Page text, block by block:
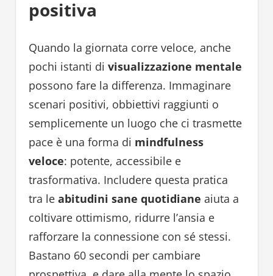
positiva
Quando la giornata corre veloce, anche
pochi istanti di visualizzazione mentale
possono fare la differenza. Immaginare
scenari positivi, obbiettivi raggiunti o
semplicemente un luogo che ci trasmette
pace è una forma di mindfulness
veloce: potente, accessibile e
trasformativa. Includere questa pratica
tra le abitudini sane quotidiane aiuta a
coltivare ottimismo, ridurre l’ansia e
rafforzare la connessione con sé stessi.
Bastano 60 secondi per cambiare